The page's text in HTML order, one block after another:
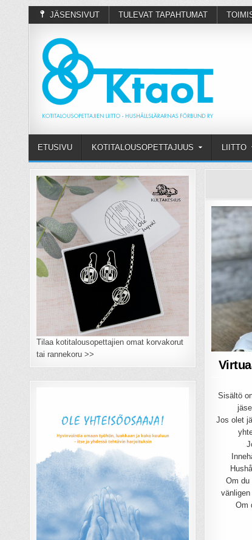
JÄSENSIVUT TULEVAT TAPAHTUMAT
ETUSIVU KOTITALOUSOPETTAJUUS LIITTO
Sisältö
Jos olet
Om du
Om
Tilaa kotitalousopettajien omat korvakorut
tai rannekoru >>